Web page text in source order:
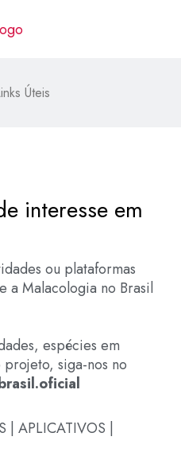
Úteis
interesse em
ou plataformas
a Malacologia no Brasil
espécies em
siga-nos no
| APLICATIVOS |